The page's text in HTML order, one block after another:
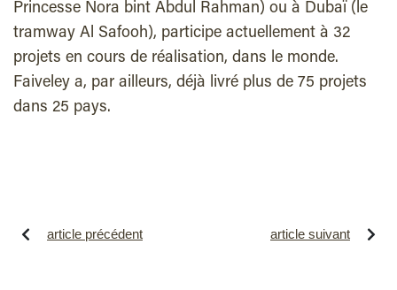
Princesse Nora bint Abdul Rahman) ou à Dubaï (le
tramway Al Safooh), participe actuellement à 32
projets en cours de réalisation, dans le monde.
Faiveley a, par ailleurs, déjà livré plus de 75 projets
dans 25 pays.
article précédent article suivant